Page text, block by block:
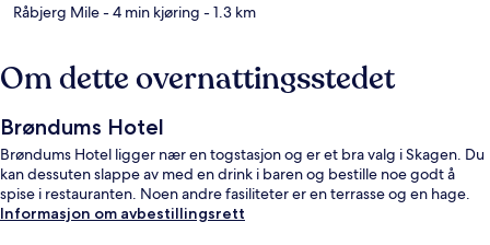
Råbjerg Mile- 4 min kjøring - 1.3 km
Om dette overnattingsstedet
Brøndums Hotel
Brøndums Hotel ligger nær en togstasjon og er et bra valg i Skagen. Du
kan dessuten slappe av med en drink i baren og bestille noe godt å
spise i restauranten. Noen andre fasiliteter er en terrasse og en hage.
Informasjon om avbestillingsrett